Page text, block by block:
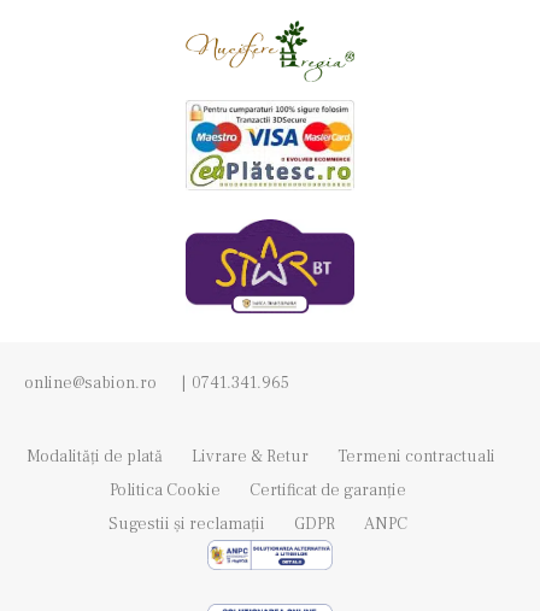
online@sabion.ro | 0741.341.965
Modalități de plată Livrare & Retur
Termeni contractuali
Politica Cookie
Certificat de garanție
Sugestii și reclamații
GDPR ANPC